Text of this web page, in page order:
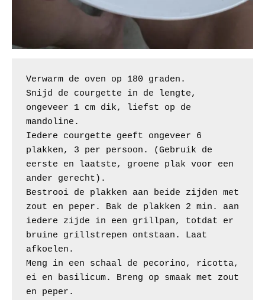
Verwarm de oven op 180 graden.
Snijd de courgette in de lengte,
ongeveer 1 cm dik, liefst op de
mandoline.
Iedere courgette geeft ongeveer 6
plakken, 3 per persoon. (Gebruik de
eerste en laatste, groene plak voor een
ander gerecht).
Bestrooi de plakken aan beide zijden met
zout en peper. Bak de plakken 2 min. aan
iedere zijde in een grillpan, totdat er
bruine grillstrepen ontstaan. Laat
afkoelen.
Meng in een schaal de pecorino, ricotta,
ei en basilicum. Breng op smaak met zout
en peper.